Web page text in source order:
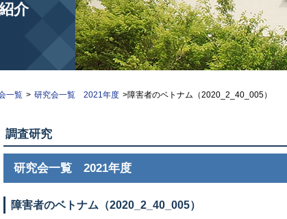
介
一覧 > 研究会一覧 2021年度 >障害者のベトナム（2020_2_40_005）
調査研究
研究会一覧 2021年度
障害者のベトナム（2020_2_40_005）